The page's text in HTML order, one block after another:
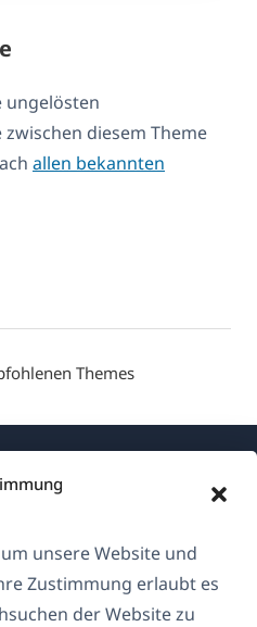
unsere Website und
Zustimmung erlaubt es
der Website zu
ungelösten
diesem Theme
allen bekannten
Themes
WPML